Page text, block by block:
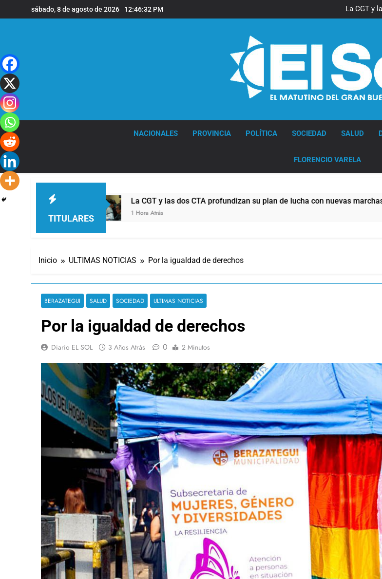
al
sábado, 8 de agosto de 2026 12:46:34 PM
La CGT y
NACIONALES PROVINCIA POLÍTICA SOCIEDAD SALUD
FLORENCIO VARELA
TITULARES
La CGT y las dos CTA profundizan su plan de lucha con nuevas marchas contra el Gobierno
Inicio ULTIMAS NOTICIAS Por la igualdad de derechos
BERAZATEGUI SALUD SOCIEDAD ULTIMAS NOTICIAS
Por la igualdad de derechos
Diario EL SOL 3 Años Atrás 0 2 Minutos